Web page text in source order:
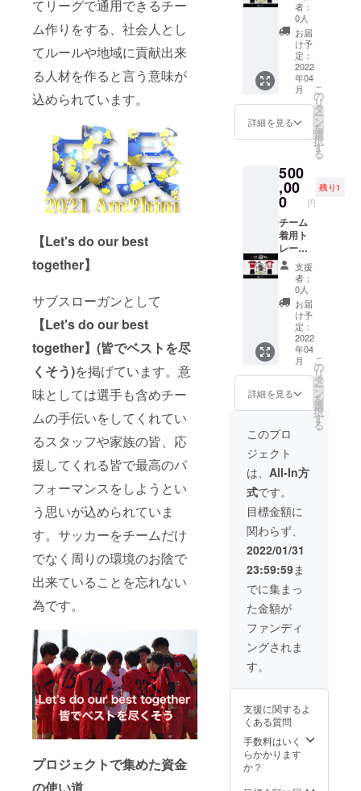
てリーグで通用できるチー
ム作りをする、社会人とし
てルールや地域に貢献出来
る人材を作ると言う意味が
込められています。
【Let's do our best
together】
サブスローガンとして
【Let's do our best
together】(皆でベストを尽
くそう)を掲げています。意
味としては選手も含めチー
ムの手伝いをしてくれてい
るスタッフや家族の皆、応
援してくれる皆で最高のパ
フォーマンスをしようとい
う思いが込められていま
す。サッカーをチームだけ
でなく周りの環境のお陰で
出来ていることを忘れない
為です。
プロジェクトで集めた資金
ロジェ
クト終
了後、
こちら
からご
連絡を
させて
頂きロ
ゴの
データ
のお話
をさせ
て頂き
ます。
に企業
様のロ
ゴを肩
に記
載。 限
定6社様
になり
ます。
記号Bの
位置 ※
りませ
ん、企
業ロゴ
の掲載
はチー
ムが存
続する
限りで
す。 ※
本プロ
ジェク
ト終了
後、こ
ちらか
らご連
絡をさ
せて頂
きロゴ
のデー
後の流
れのお
話をさ
せて頂
きま
す。
者：
0人
お届
け予
定：
2022
年04
月
詳細を見る
こ
の
リ
タ
ー
ン
を
選
択
す
る
500
,00
0 円
残り1
チーム
着用ト
レーニ
ング
シャツ
に企業
様のロ
ゴを肩
に記
載。 限
定1社様
になり
ます。
記号Aの
位置 ※
間はあ
りませ
ん、企
業ロゴ
の掲載
はチー
ムが存
続する
限りで
す。 ※
本プロ
ジェク
ト終了
後、こ
ちらか
らご連
絡をさ
せて頂
タや今
れのお
話をさ
せて頂
きま
支援
者：
0人
お届
け予
定：
2022
年04
月
詳細を見る
こ
の
リ
タ
ー
ン
を
選
択
す
る
このプロ
ジェクト
は、 All-In方
式です。
目標金額に
関わらず、
2022/01/31
23:59:59ま
でに集まっ
た金額が
ファンディ
ングされま
す。
支援に関するよ
くある質問
手数料はいく
らかかります
か？